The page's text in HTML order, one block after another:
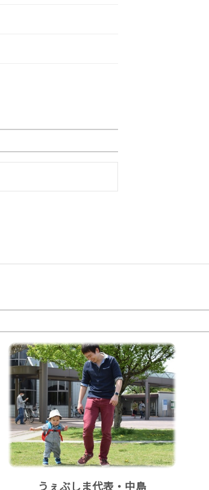
うぇぶしま代表・中島